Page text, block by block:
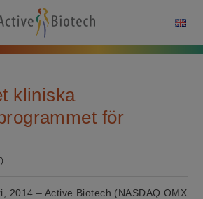
kliniska
för
2014 – Active Biotech (NASDAQ OMX